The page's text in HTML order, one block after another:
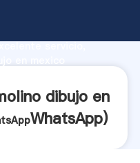
servicio,
dibujo en
WhatsApp)